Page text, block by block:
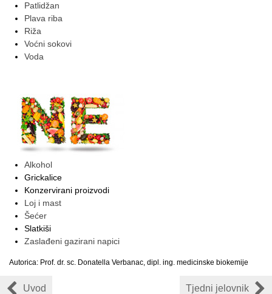
Patlidžan
Plava riba
Riža
Voćni sokovi
Voda
Alkohol
Grickalice
Konzervirani proizvodi
Loj i mast
Šećer
Slatkiši
Zaslađeni gazirani napici
Autorica: Prof. dr. sc. Donatella Verbanac, dipl. ing. medicinske biokemije
Uvod Tjedni jelovnik